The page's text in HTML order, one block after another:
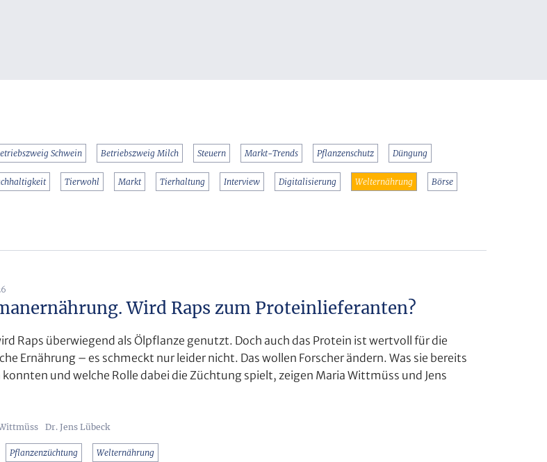
Schwein Betriebszweig Milch Steuern Markt-Trends Pflanzenschutz Düngung
Tierwohl Markt Tierhaltung Interview Digitalisierung Welternährung Börse
Wird Raps zum Proteinlieferanten?
Raps überwiegend als Ölpflanze genutzt. Doch auch das Protein ist wertvoll für die
Ernährung – es schmeckt nur leider nicht. Das wollen Forscher ändern. Was sie bereits
und welche Rolle dabei die Züchtung spielt, zeigen Maria Wittmüss und Jens
Dr. Jens Lübeck
Pflanzenzüchtung Welternährung